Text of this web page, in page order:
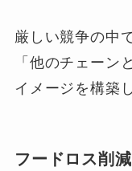
厳しい競争の中
「他のチェーン
イメージを構築
フードロス削